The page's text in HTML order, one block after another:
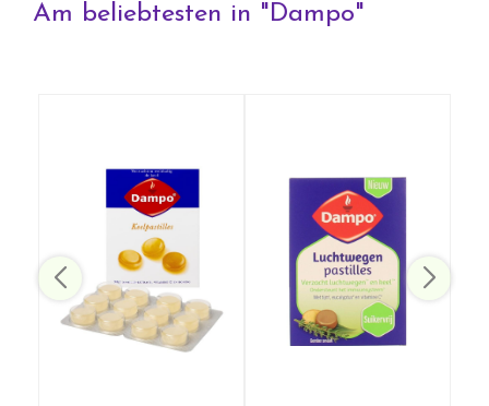
Am beliebtesten in "Dampo"